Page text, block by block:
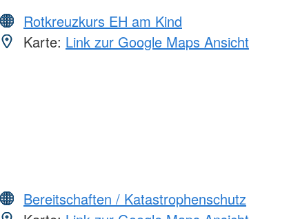
Rotkreuzkurs EH am Kind
Karte: Link zur Google Maps Ansicht
Bereitschaften / Katastrophenschutz